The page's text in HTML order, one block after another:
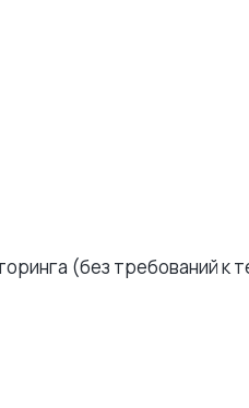
(без требований к